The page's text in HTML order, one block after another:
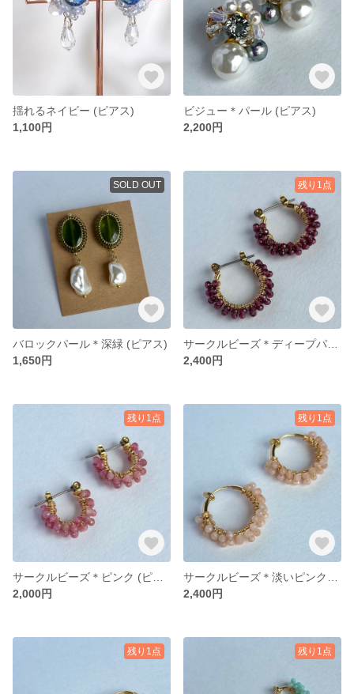
揺れるネイビー (ピアス)
1,100円
ビジュー＊パール (ピアス)
2,200円
SOLD OUT
バロックパール＊深緑 (ピアス)
1,650円
残り1点
2,400円
残り1点
2,000円
残り1点
2,400円
残り1点 残り1点